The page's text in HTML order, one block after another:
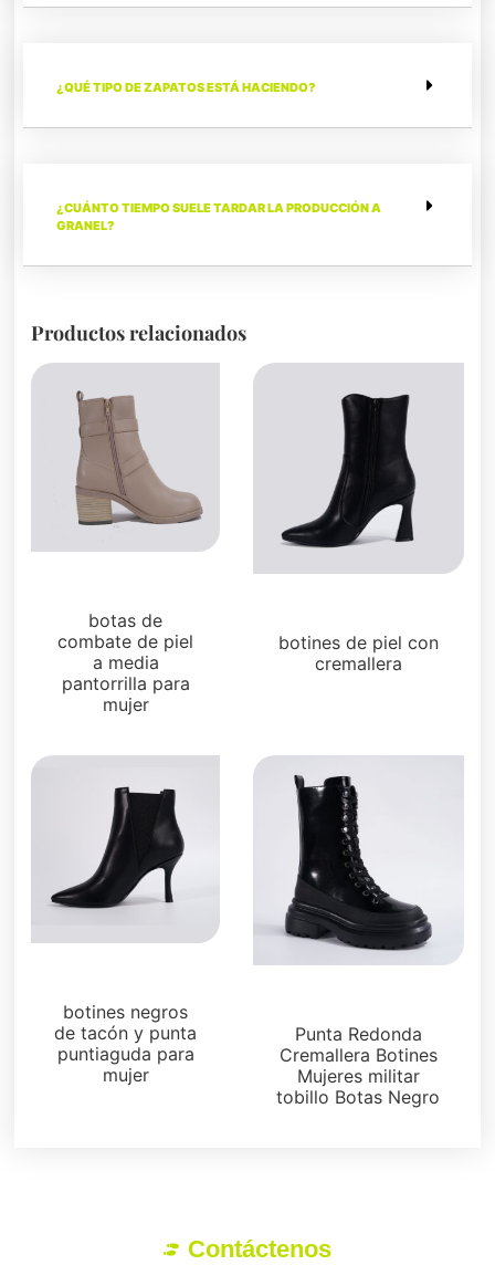
¿QUÉ TIPO DE ZAPATOS ESTÁ HACIENDO?
¿CUÁNTO TIEMPO SUELE TARDAR LA PRODUCCIÓN A
GRANEL?
Productos relacionados
botas de
combate de piel
a media
pantorrilla para
mujer
botines de piel con
cremallera
botines negros
de tacón y punta
puntiaguda para
mujer
Punta Redonda
Cremallera Botines
Mujeres militar
tobillo Botas Negro
Contáctenos